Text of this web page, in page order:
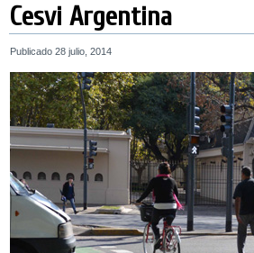
Cesvi Argentina
Publicado 28 julio, 2014